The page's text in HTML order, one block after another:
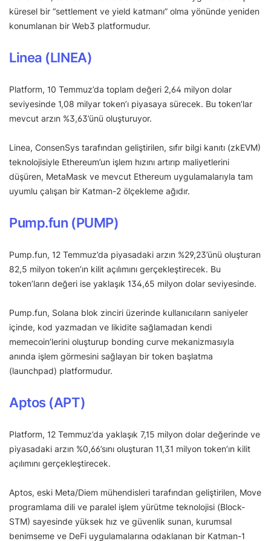
küresel bir “settlement ve yield katmanı” olma yönünde yeniden
konumlanan bir Web3 platformudur.
Linea (LINEA)
Platform, 10 Temmuz’da toplam değeri 2,64 milyon dolar
seviyesinde 1,08 milyar token’ı piyasaya sürecek. Bu token’lar
mevcut arzın %3,63’ünü oluşturuyor.
Linea, ConsenSys tarafından geliştirilen, sıfır bilgi kanıtı (zkEVM)
teknolojisiyle Ethereum’un işlem hızını artırıp maliyetlerini
düşüren, MetaMask ve mevcut Ethereum uygulamalarıyla tam
uyumlu çalışan bir Katman-2 ölçekleme ağıdır.
Pump.fun (PUMP)
Pump.fun, 12 Temmuz’da piyasadaki arzın %29,23’ünü oluşturan
82,5 milyon token’ın kilit açılımını gerçekleştirecek. Bu
token’ların değeri ise yaklaşık 134,65 milyon dolar seviyesinde.
Pump.fun, Solana blok zinciri üzerinde kullanıcıların saniyeler
içinde, kod yazmadan ve likidite sağlamadan kendi
memecoin’lerini oluşturup bonding curve mekanizmasıyla
anında işlem görmesini sağlayan bir token başlatma
(launchpad) platformudur.
Aptos (APT)
Platform, 12 Temmuz’da yaklaşık 7,15 milyon dolar değerinde ve
piyasadaki arzın %0,66’sını oluşturan 11,31 milyon token’ın kilit
açılımını gerçekleştirecek.
Aptos, eski Meta/Diem mühendisleri tarafından geliştirilen, Move
programlama dili ve paralel işlem yürütme teknolojisi (Block-
STM) sayesinde yüksek hız ve güvenlik sunan, kurumsal
benimseme ve DeFi uygulamalarına odaklanan bir Katman-1